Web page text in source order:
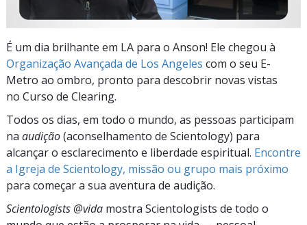
É um dia brilhante em LA para o Anson! Ele chegou à
Organização Avançada de Los Angeles com o seu E-
Metro ao ombro, pronto para descobrir novas vistas
no Curso de Clearing.
Todos os dias, em todo o mundo, as pessoas participam
na audição(aconselhamento de Scientology) para
alcançar o esclarecimento e liberdade espiritual. Encontre
a Igreja de Scientology, missão ou grupo mais próximo
para começar a sua aventura de audição.
Scientologists @vida mostra Scientologists de todo o